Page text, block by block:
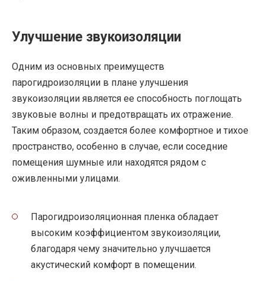
Улучшение звукоизоляции
Одним из основных преимуществ
парогидроизоляции в плане улучшения
звукоизоляции является ее способность поглощать
звуковые волны и предотвращать их отражение.
Таким образом, создается более комфортное и тихое
пространство, особенно в случае, если соседние
помещения шумные или находятся рядом с
оживленными улицами.
Парогидроизоляционная пленка обладает
высоким коэффициентом звукоизоляции,
благодаря чему значительно улучшается
акустический комфорт в помещении.